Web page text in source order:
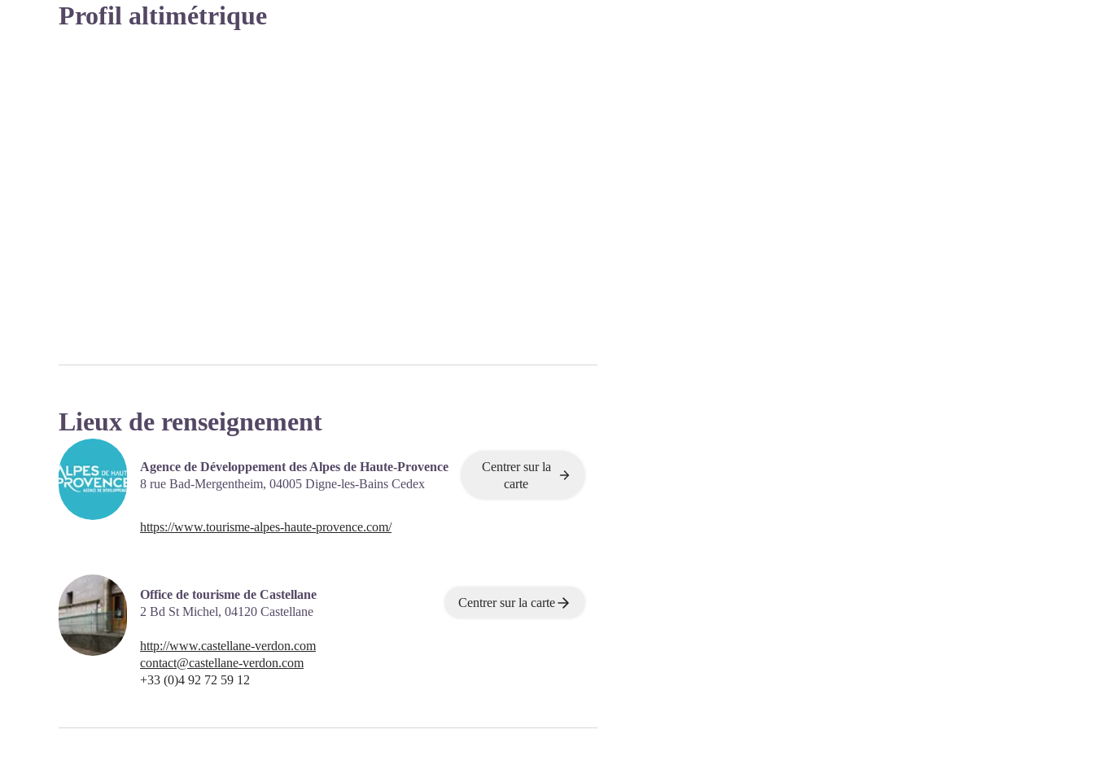
Profil altimétrique
Lieux de renseignement
Agence de Développement des Alpes de Haute-Provence
8 rue Bad-Mergentheim, 04005 Digne-les-Bains Cedex
Centrer sur la
carte
https://www.tourisme-alpes-haute-provence.com/
Office de tourisme de Castellane
2 Bd St Michel, 04120 Castellane
Centrer sur la carte
http://www.castellane-verdon.com
contact@castellane-verdon.com
+33 (0)4 92 72 59 12